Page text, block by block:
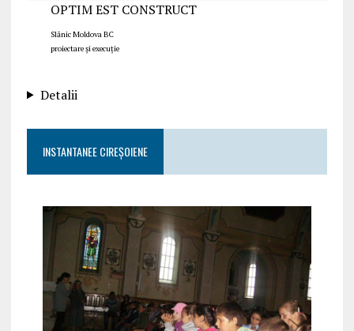
OPTIM EST CONSTRUCT
Slănic Moldova BC
proiectare și execuție
Detalii
INSTANTANEE CIREȘOIENE